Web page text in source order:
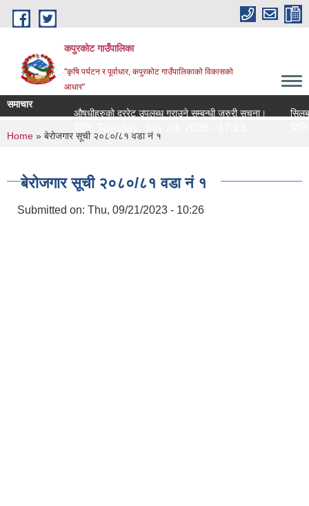
Skip to main content
कपुरकोट गाउँपालिका
"कृषि पर्यटन र पूर्वाधार, कपुरकोट गाउँपालिकाको विकासको
आधार"
समाचार
औषधीहरुको दररेट उपलब्ध गराउने सम्बन्धी जरुरी सूचना।
सिलबन्धी
You are here
Home » बेरोजगार सूची २०८०/८१ वडा नं १
बेरोजगार सूची २०८०/८१ वडा नं १
Submitted on: Thu, 09/21/2023 - 10:26